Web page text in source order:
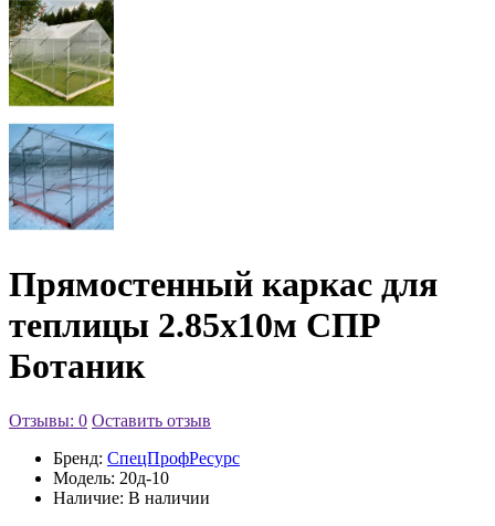
Прямостенный каркас для
теплицы 2.85х10м СПР
Ботаник
Отзывы: 0 Оставить отзыв
Бренд: СпецПрофРесурс
Модель: 20д-10
Наличие: В наличии